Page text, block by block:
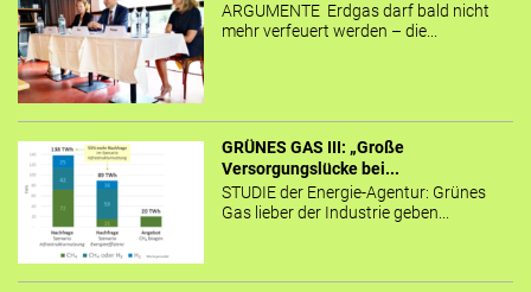
ARGUMENTE Erdgas darf bald nicht
mehr verfeuert werden – die...
GRÜNES GAS III: „Große
Versorgungslücke bei...
STUDIE der Energie-Agentur: Grünes
Gas lieber der Industrie geben...